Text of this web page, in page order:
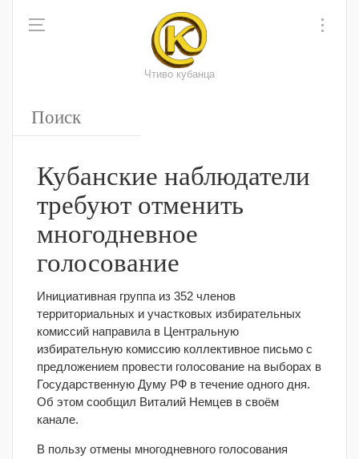
Чтиво кубанца
Кубанские наблюдатели
требуют отменить
многодневное
голосование
Инициативная группа из 352 членов
территориальных и участковых избирательных
комиссий направила в Центральную
избирательную комиссию коллективное письмо с
предложением провести голосование на выборах в
Государственную Думу РФ в течение одного дня.
Об этом сообщил Виталий Немцев в своём
канале.
В пользу отмены многодневного голосования